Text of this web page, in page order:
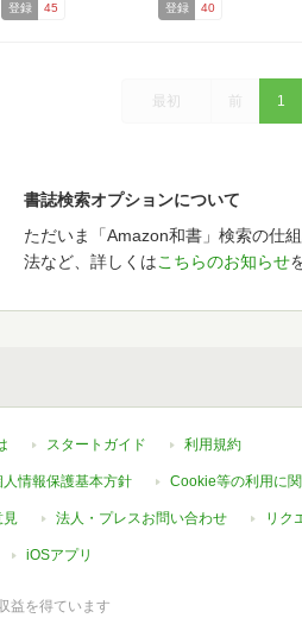
登録 45 登録 40
最初 前 1
書誌検索オプションについて
ただいま「Amazon和書」検索の仕
法など、詳しくはこちらのお知らせ
スタートガイド 利用規約
人情報保護基本方針 Cookie等の利用に
見 法人・プレスお問い合わせ リク
iOSアプリ
益を得ています